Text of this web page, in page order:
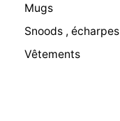
Mugs
Snoods , écharpes
Vêtements